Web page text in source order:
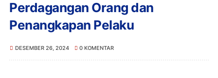
Perdagangan Orang dan
Penangkapan Pelaku
DESEMBER 26, 2024 0 KOMENTAR